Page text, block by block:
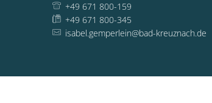
+49 671 800-159
+49 671 800-345
isabel.gemperlein@bad-kreuznach.de